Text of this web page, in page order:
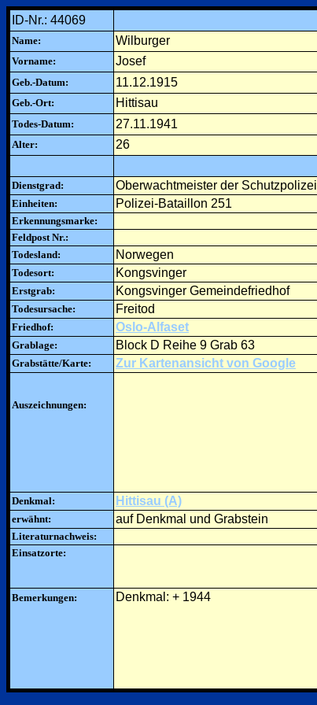
ID-Nr.: 44069
Name: Wilburger
Vorname:
Josef
Geb.-Datum:
11.12.1915
Geb.-Ort: Hittisau
Todes-Datum: 27.11.1941
Alter: 26
Dienstgrad: Oberwachtmeister der Schutzpolizei
Einheiten: Polizei-Bataillon 251
Erkennungsmarke:
Feldpost Nr.:
Todesland:
Norwegen
Todesort: Kongsvinger
Erstgrab: Kongsvinger Gemeindefriedhof
Todesursache: Freitod
Friedhof: Oslo-Alfaset
Grablage: Block D Reihe 9 Grab 63
Grabstätte/Karte: Zur Kartenansicht von Google
Auszeichnungen:
Denkmal: Hittisau (A)
erwähnt: auf Denkmal und Grabstein
Literaturnachweis:
Einsatzorte:
Bemerkungen: Denkmal: + 1944